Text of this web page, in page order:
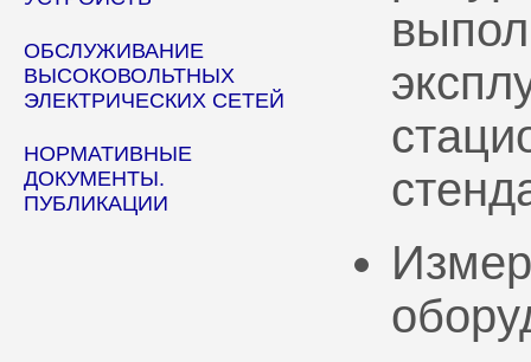
ОБСЛУЖИВАНИЕ
ВЫСОКОВОЛЬТНЫХ
ЭЛЕКТРИЧЕСКИХ СЕТЕЙ
НОРМАТИВНЫЕ
ДОКУМЕНТЫ.
ПУБЛИКАЦИИ